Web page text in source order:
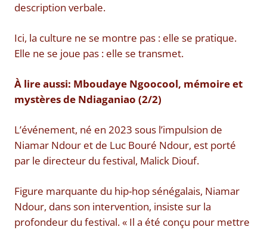
description verbale.
Ici, la culture ne se montre pas : elle se pratique.
Elle ne se joue pas : elle se transmet.
À lire aussi: Mboudaye Ngoocool, mémoire et
mystères de Ndiaganiao (2/2)
L’événement, né en 2023 sous l’impulsion de
Niamar Ndour et de Luc Bouré Ndour, est porté
par le directeur du festival, Malick Diouf.
Figure marquante du hip-hop sénégalais, Niamar
Ndour, dans son intervention, insiste sur la
profondeur du festival. « Il a été conçu pour mettre